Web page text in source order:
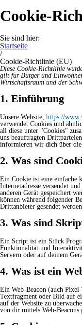
Cookie-
Sie sind hier:
Startseite
/
Cookie-Richtlinie (EU)
Diese Cookie-Richtlinie
gilt für Bürger und
Wirtschaftsraum und der
1. Einführung
Unsere Website, https://
verwendet Cookies und
all diese unter "Cookies"
uns beauftragten
informieren wir dich über die
2. Was sind
Ein Cookie ist eine einfache
Internetadresse versendet
anderen Gerät gespeichert
können während folgender
Drittanbieter gesendet werden.
3. Was sind
Ein Script ist ein Stück
Funktionalität und
Servern oder auf deinem
4. Was ist ein
Ein Web-Beacon (auch
Textfragment oder Bild auf
auf der Website zu
von dir mittels Web-Beacons